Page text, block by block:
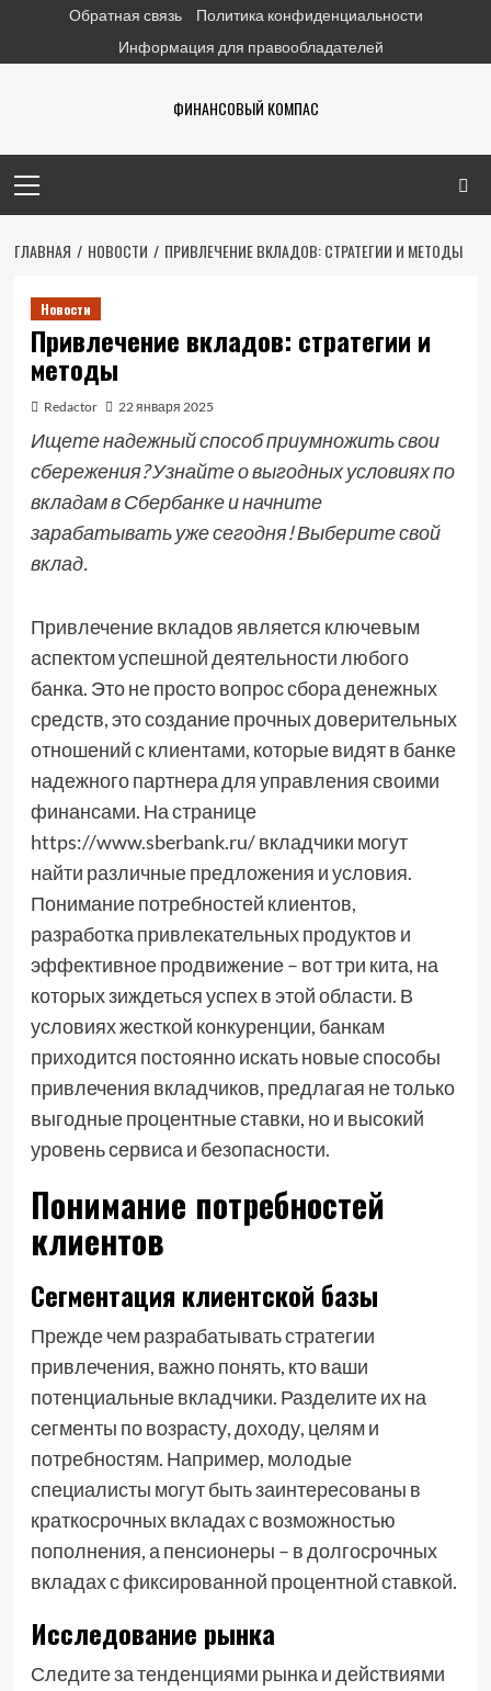
содержимому
Обратная связь
Политика конфиденциальности
Информация для правообладателей
ФИНАНСОВЫЙ КОМПАС
меню
ГЛАВНАЯ НОВОСТИ ПРИВЛЕЧЕНИЕ ВКЛАДОВ: СТРАТЕГИИ И МЕТОДЫ
Новости
Привлечение вкладов: стратегии и
методы
Redactor 22 января 2025
Ищете надежный способ приумножить свои
сбережения? Узнайте о выгодных условиях по
вкладам в Сбербанке и начните
зарабатывать уже сегодня! Выберите свой
вклад.
Привлечение вкладов является ключевым
аспектом успешной деятельности любого
банка. Это не просто вопрос сбора денежных
средств, это создание прочных доверительных
отношений с клиентами, которые видят в банке
надежного партнера для управления своими
финансами. На странице
https://www.sberbank.ru/ вкладчики могут
найти различные предложения и условия.
Понимание потребностей клиентов,
разработка привлекательных продуктов и
эффективное продвижение – вот три кита, на
которых зиждеться успех в этой области. В
условиях жесткой конкуренции, банкам
приходится постоянно искать новые способы
привлечения вкладчиков, предлагая не только
выгодные процентные ставки, но и высокий
уровень сервиса и безопасности.
Понимание потребностей
клиентов
Сегментация клиентской базы
Прежде чем разрабатывать стратегии
привлечения, важно понять, кто ваши
потенциальные вкладчики. Разделите их на
сегменты по возрасту, доходу, целям и
потребностям. Например, молодые
специалисты могут быть заинтересованы в
краткосрочных вкладах с возможностью
пополнения, а пенсионеры – в долгосрочных
вкладах с фиксированной процентной ставкой.
Исследование рынка
Следите за тенденциями рынка и действиями